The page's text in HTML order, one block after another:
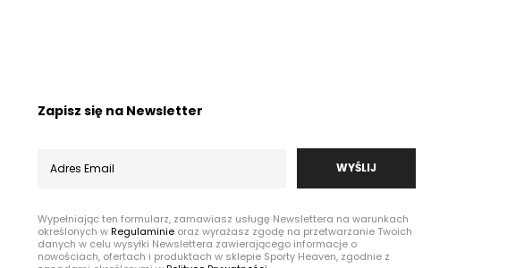
Zapisz się na Newsletter
WYŚLIJ
Wypełniając ten formularz, zamawiasz usługę Newslettera na warunkach
określonych wRegulaminie oraz wyrażasz zgodę na przetwarzanie Twoich
danych w celu wysyłki Newslettera zawierającego informacje o
nowościach, ofertach i produktach w sklepie Sporty Heaven, zgodnie z